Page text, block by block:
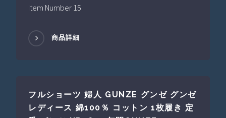
Item Number 15
商品詳細
フルショーツ 婦人 GUNZE グンゼ グンゼ
レディース 綿100％ コットン 1枚履き 定